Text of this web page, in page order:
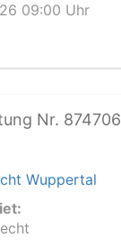
09:00 Uhr
Nr. 874706
Wuppertal